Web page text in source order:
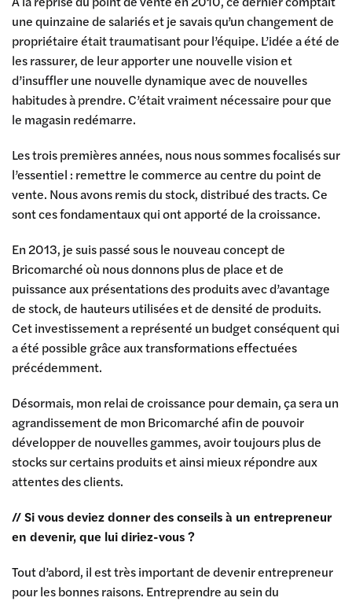
une quinzaine de salariés et je savais qu’un changement de
propriétaire était traumatisant pour l’équipe. L’idée a été de
les rassurer, de leur apporter une nouvelle vision et
d’insuffler une nouvelle dynamique avec de nouvelles
habitudes à prendre. C’était vraiment nécessaire pour que
le magasin redémarre.
Les trois premières années, nous nous sommes focalisés sur
l’essentiel : remettre le commerce au centre du point de
vente. Nous avons remis du stock, distribué des tracts. Ce
sont ces fondamentaux qui ont apporté de la croissance.
En 2013, je suis passé sous le nouveau concept de
Bricomarché où nous donnons plus de place et de
puissance aux présentations des produits avec d’avantage
de stock, de hauteurs utilisées et de densité de produits.
Cet investissement a représenté un budget conséquent qui
a été possible grâce aux transformations effectuées
précédemment.
Désormais, mon relai de croissance pour demain, ça sera un
agrandissement de mon Bricomarché afin de pouvoir
développer de nouvelles gammes, avoir toujours plus de
stocks sur certains produits et ainsi mieux répondre aux
attentes des clients.
// Si vous deviez donner des conseils à un entrepreneur
en devenir, que lui diriez-vous ?
Tout d’abord, il est très important de devenir entrepreneur
pour les bonnes raisons. Entreprendre au sein du